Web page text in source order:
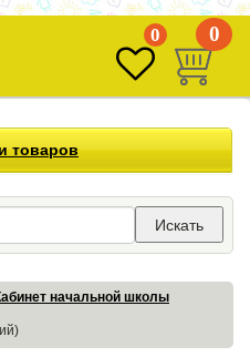
0 0
товаров
Искать
начальной школы